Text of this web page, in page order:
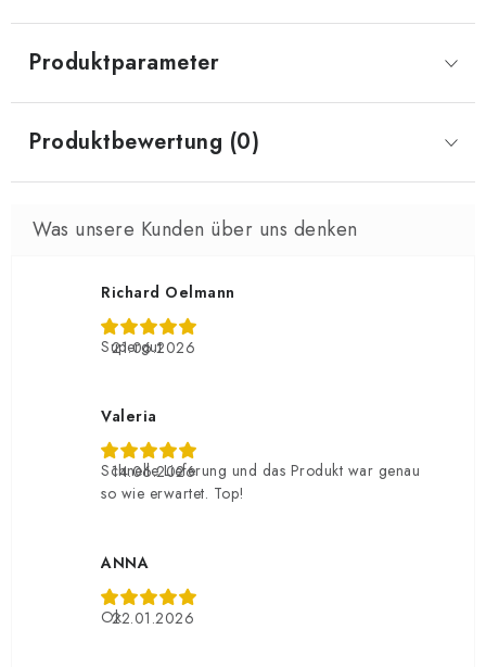
Produktparameter
Produktbewertung (0)
Richard Oelmann
21.06.2026
Supergut
Valeria
14.06.2026
Schnelle Lieferung und das Produkt war genau
so wie erwartet. Top!
ANNA
22.01.2026
Ok